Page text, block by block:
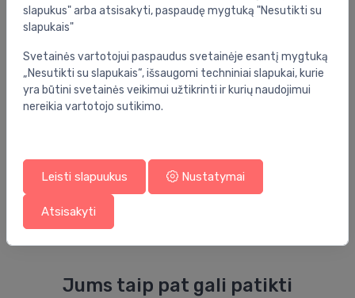
Atsiliepimai
5.0 (1)
vaidas mockevicius
prieš 8 mėnesius
Jums taip pat gali patikti
slapukus" arba atsisakyti, paspaudę mygtuką "Nesutikti su
slapukais"
Svetainės vartotojui paspaudus svetainėje esantį mygtuką
„Nesutikti su slapukais“, išsaugomi techniniai slapukai, kurie
yra būtini svetainės veikimui užtikrinti ir kurių naudojimui
nereikia vartotojo sutikimo.
Leisti slapuukus Nustatymai
Atsisakyti